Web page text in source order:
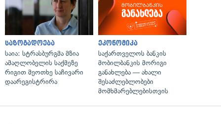
საზოგადოება
საია: სტრასბურგმა მზია
ამაღლობელის საქმეზე
რიგით მეოთხე საჩივარი
დაარეგისტრირა
ეკონომიკა
საქართველოს ბანკის
მობილბანკის მორიგი
განახლება — ახალი
შესაძლებლობები
მომხმარებლებისთვის